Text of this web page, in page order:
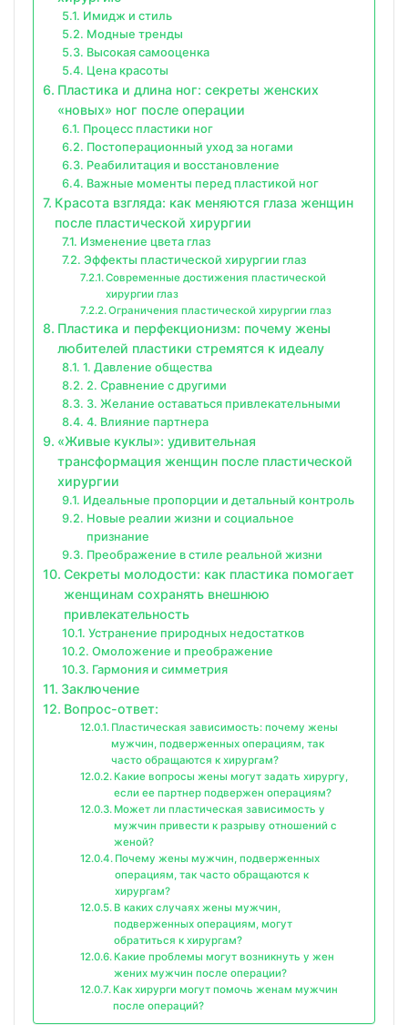
Имидж и стиль
Модные тренды
Высокая самооценка
Цена красоты
Пластика и длина ног: секреты женских
«новых» ног после операции
Процесс пластики ног
Постоперационный уход за ногами
Реабилитация и восстановление
Важные моменты перед пластикой ног
Красота взгляда: как меняются глаза женщин
после пластической хирургии
Изменение цвета глаз
Эффекты пластической хирургии глаз
Современные достижения пластической
хирургии глаз
Ограничения пластической хирургии глаз
Пластика и перфекционизм: почему жены
любителей пластики стремятся к идеалу
1. Давление общества
2. Сравнение с другими
3. Желание оставаться привлекательными
4. Влияние партнера
«Живые куклы»: удивительная
трансформация женщин после пластической
хирургии
Идеальные пропорции и детальный контроль
Новые реалии жизни и социальное
признание
Преображение в стиле реальной жизни
Секреты молодости: как пластика помогает
женщинам сохранять внешнюю
привлекательность
Устранение природных недостатков
Омоложение и преображение
Гармония и симметрия
Заключение
Вопрос-ответ:
Пластическая зависимость: почему жены
мужчин, подверженных операциям, так
часто обращаются к хирургам?
Какие вопросы жены могут задать хирургу,
если ее партнер подвержен операциям?
Может ли пластическая зависимость у
мужчин привести к разрыву отношений с
женой?
Почему жены мужчин, подверженных
операциям, так часто обращаются к
хирургам?
В каких случаях жены мужчин,
подверженных операциям, могут
обратиться к хирургам?
Какие проблемы могут возникнуть у жен
жених мужчин после операции?
Как хирурги могут помочь женам мужчин
после операций?